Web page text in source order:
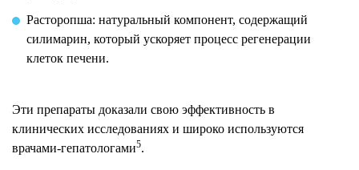
Расторопша: натуральный компонент, содержащий
силимарин, который ускоряет процесс регенерации
клеток печени.
Эти препараты доказали свою эффективность в
клинических исследованиях и широко используются
врачами-гепатологами5.